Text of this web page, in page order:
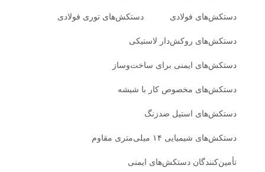
دستکش‌های فولادی دستکش‌های توری فولادی
دستکش‌های روکش‌دار لاستیکی
دستکش‌های ایمنی برای ساخت‌وساز
دستکش‌های مخصوص کار با شیشه
دستکش‌های استیل ضدزنگ
دستکش‌های شیمیایی ۱۴ میلی‌متری مقاوم
تأمین‌کنندگان دستکش‌های ایمنی